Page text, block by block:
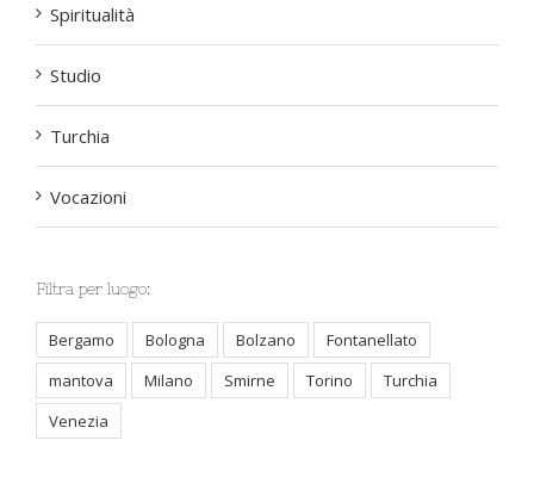
Spiritualità
Studio
Turchia
Vocazioni
Filtra per luogo:
Bergamo Bologna Bolzano
Fontanellato
mantova
Milano Smirne Torino
Turchia
Venezia